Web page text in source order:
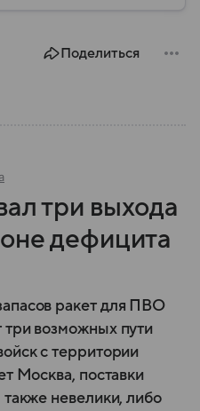
Поделиться
три выхода
дефицита
ракет для ПВО
три возможных пути
с территории
Москва, поставки
невелики, либо